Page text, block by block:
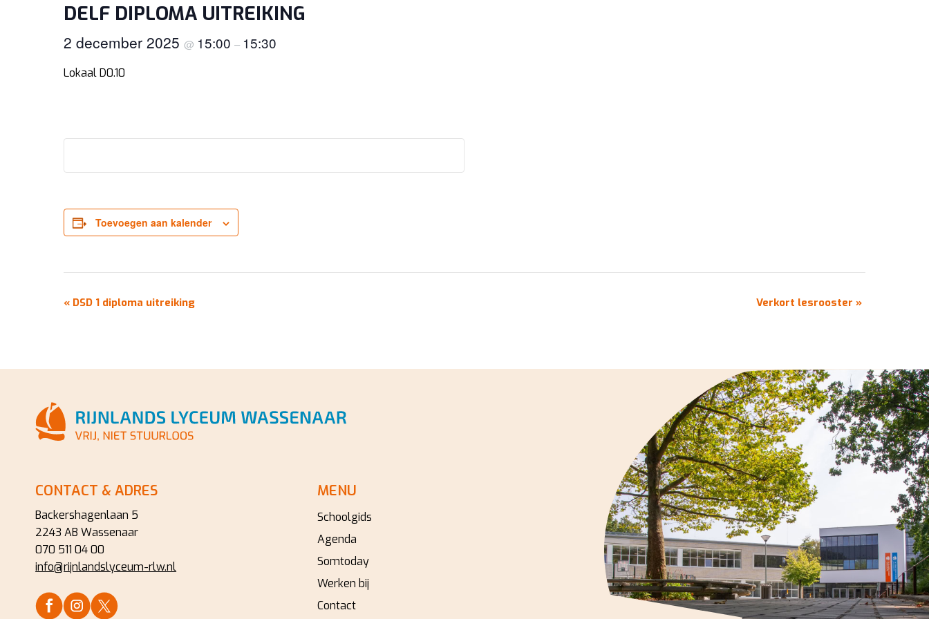
DELF DIPLOMA UITREIKING
2 december 2025 @ 15:00 – 15:30
Lokaal D0.10
Toevoegen aan kalender
EVENEMENT
« DSD 1 diploma uitreiking Verkort lesrooster »
CONTACT & ADRES
Backershagenlaan 5
2243 AB Wassenaar
070 511 04 00
info@rijnlandslyceum-rlw.nl
MENU
Schoolgids
Agenda
Somtoday
Werken bij
Contact